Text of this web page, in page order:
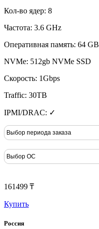
Кол-во ядер: 8
Частота: 3.6 GHz
Оперативная память: 64 GB
NVMe: 512gb NVMe SSD
Скорость: 1Gbps
Traffic: 30TB
IPMI/DRAC: ✓
161499 ₸
Купить
Россия